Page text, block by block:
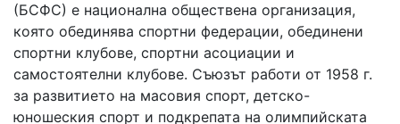
(БСФС) е национална обществена организация,
която обединява спортни федерации, обединени
спортни клубове, спортни асоциации и
самостоятелни клубове. Съюзът работи от 1958 г.
за развитието на масовия спорт, детско-
юношеския спорт и подкрепата на олимпийската